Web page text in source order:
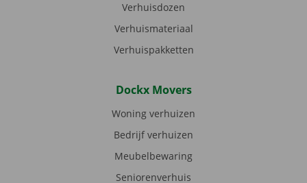
Verhuisdozen
Verhuismateriaal
Verhuispakketten
Dockx Movers
Woning verhuizen
Bedrijf verhuizen
Meubelbewaring
Seniorenverhuis